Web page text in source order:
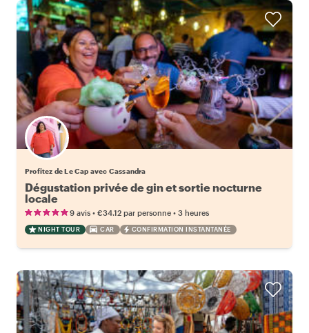
Profitez de Le Cap avec Cassandra
Dégustation privée de gin et sortie nocturne
locale
9 avis • €34.12 par personne • 3 heures
NIGHT TOUR CAR CONFIRMATION INSTANTANÉE